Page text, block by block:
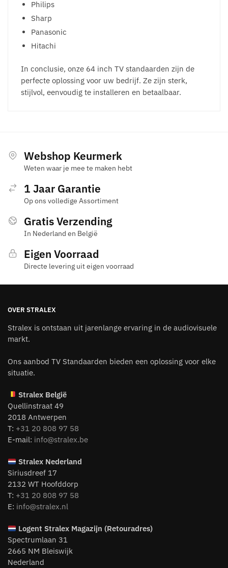
Philips
Sharp
Panasonic
Hitachi
In conclusie, onze 64 inch TV standaarden zijn de
perfecte oplossing voor uw bedrijf. Ze zijn sterk,
stijlvol, eenvoudig te installeren en betaalbaar.
Webshop Keurmerk
Weten waar je mee te maken hebt
1 Jaar Garantie
Op ons volledige Assortiment
Gratis Verzending
In Nederland en België
Eigen Voorraad
Directe levering uit eigen voorraad
OVER STRALEX
Stralex is ontstaan uit jarenlange ervaring in de audiovisuele
markt.
Ons aanbod TV Standaarden bieden een oplossing voor elke
situatie.
Stralex België
Quellinstraat 49
2018 Antwerpen
T: +31 20 808 97 58
E-mail: info@stralex.be
Stralex Nederland
Siriusdreef 17
2132 WT Hoofddorp
T: +31 20 808 97 58
E: info@stralex.nl
LogentStralex Magazijn (Retouradres)
Spectrumlaan 31
2665 NM Bleiswijk
Nederland